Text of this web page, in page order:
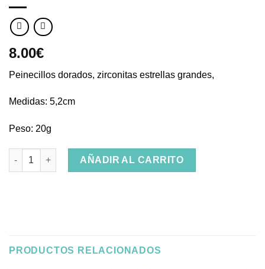
8.00€
Peinecillos dorados, zirconitas estrellas grandes,
Medidas: 5,2cm
Peso: 20g
Peinecillos Estrellas Grandes cantidad
AÑADIR AL CARRITO
PRODUCTOS RELACIONADOS